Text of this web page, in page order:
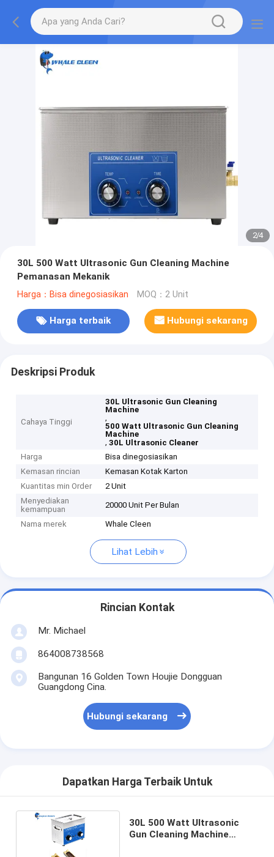
2/4
30L 500 Watt Ultrasonic Gun Cleaning Machine
Pemanasan Mekanik
Harga：Bisa dinegosiasikan MOQ：2 Unit
Harga terbaik Hubungi sekarang
Deskripsi Produk
Cahaya Tinggi
30L Ultrasonic Gun Cleaning
Machine
,
500 Watt Ultrasonic Gun Cleaning
Machine
,30L Ultrasonic Cleaner
Harga
Bisa dinegosiasikan
Kemasan rincian
Kemasan Kotak Karton
Kuantitas min Order
2 Unit
Menyediakan
kemampuan
20000 Unit Per Bulan
Nama merek Whale Cleen
Lihat Lebih
Rincian Kontak
Mr. Michael
864008738568
Bangunan 16 Golden Town Houjie Dongguan
Guangdong Cina.
Hubungi sekarang
Dapatkan Harga Terbaik Untuk
30L 500 Watt Ultrasonic
Gun Cleaning Machine